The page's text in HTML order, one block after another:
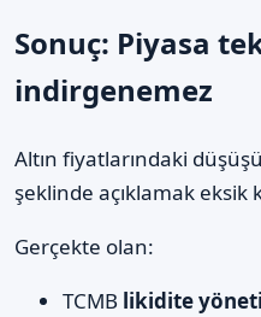
Sonuç: Piyasa
indirgenemez
Altın fiyatlarındaki
şeklinde açıklamak eksik
Gerçekte olan:
TCMB likidite